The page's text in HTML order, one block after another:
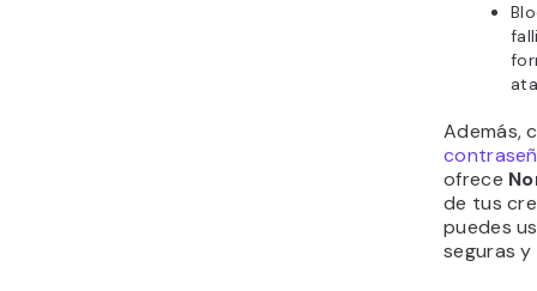
Además,
ofrece
de tus
puedes
seguras y